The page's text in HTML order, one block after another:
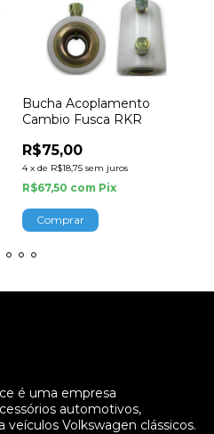
Bucha Acoplamento
Cambio Fusca RKR
R$75,00
4 x de R$18,75 sem juros
R$67,50 com Pix
é uma empresa
automotivos,
veículos Volkswagen clássicos.